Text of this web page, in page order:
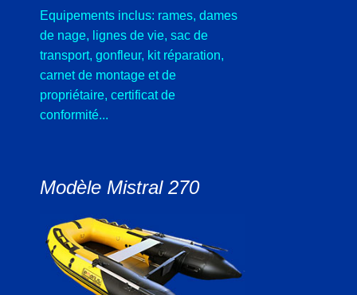
Equipements inclus: rames, dames
de nage, lignes de vie, sac de
transport, gonfleur, kit réparation,
carnet de montage et de
propriétaire, certificat de
conformité...
Modèle Mistral 270